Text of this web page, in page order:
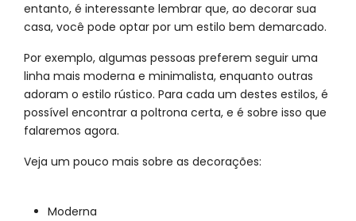
entanto, é interessante lembrar que, ao decorar sua
casa, você pode optar por um estilo bem demarcado.
Por exemplo, algumas pessoas preferem seguir uma
linha mais moderna e minimalista, enquanto outras
adoram o estilo rústico. Para cada um destes estilos, é
possível encontrar a poltrona certa, e é sobre isso que
falaremos agora.
Veja um pouco mais sobre as decorações:
Moderna